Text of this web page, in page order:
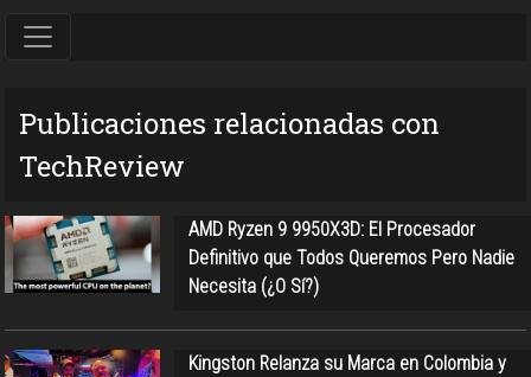
Publicaciones relacionadas con
TechReview
AMD Ryzen 9 9950X3D: El Procesador
Definitivo que Todos Queremos Pero Nadie
Necesita (¿O Sí?)
Kingston Relanza su Marca en Colombia y